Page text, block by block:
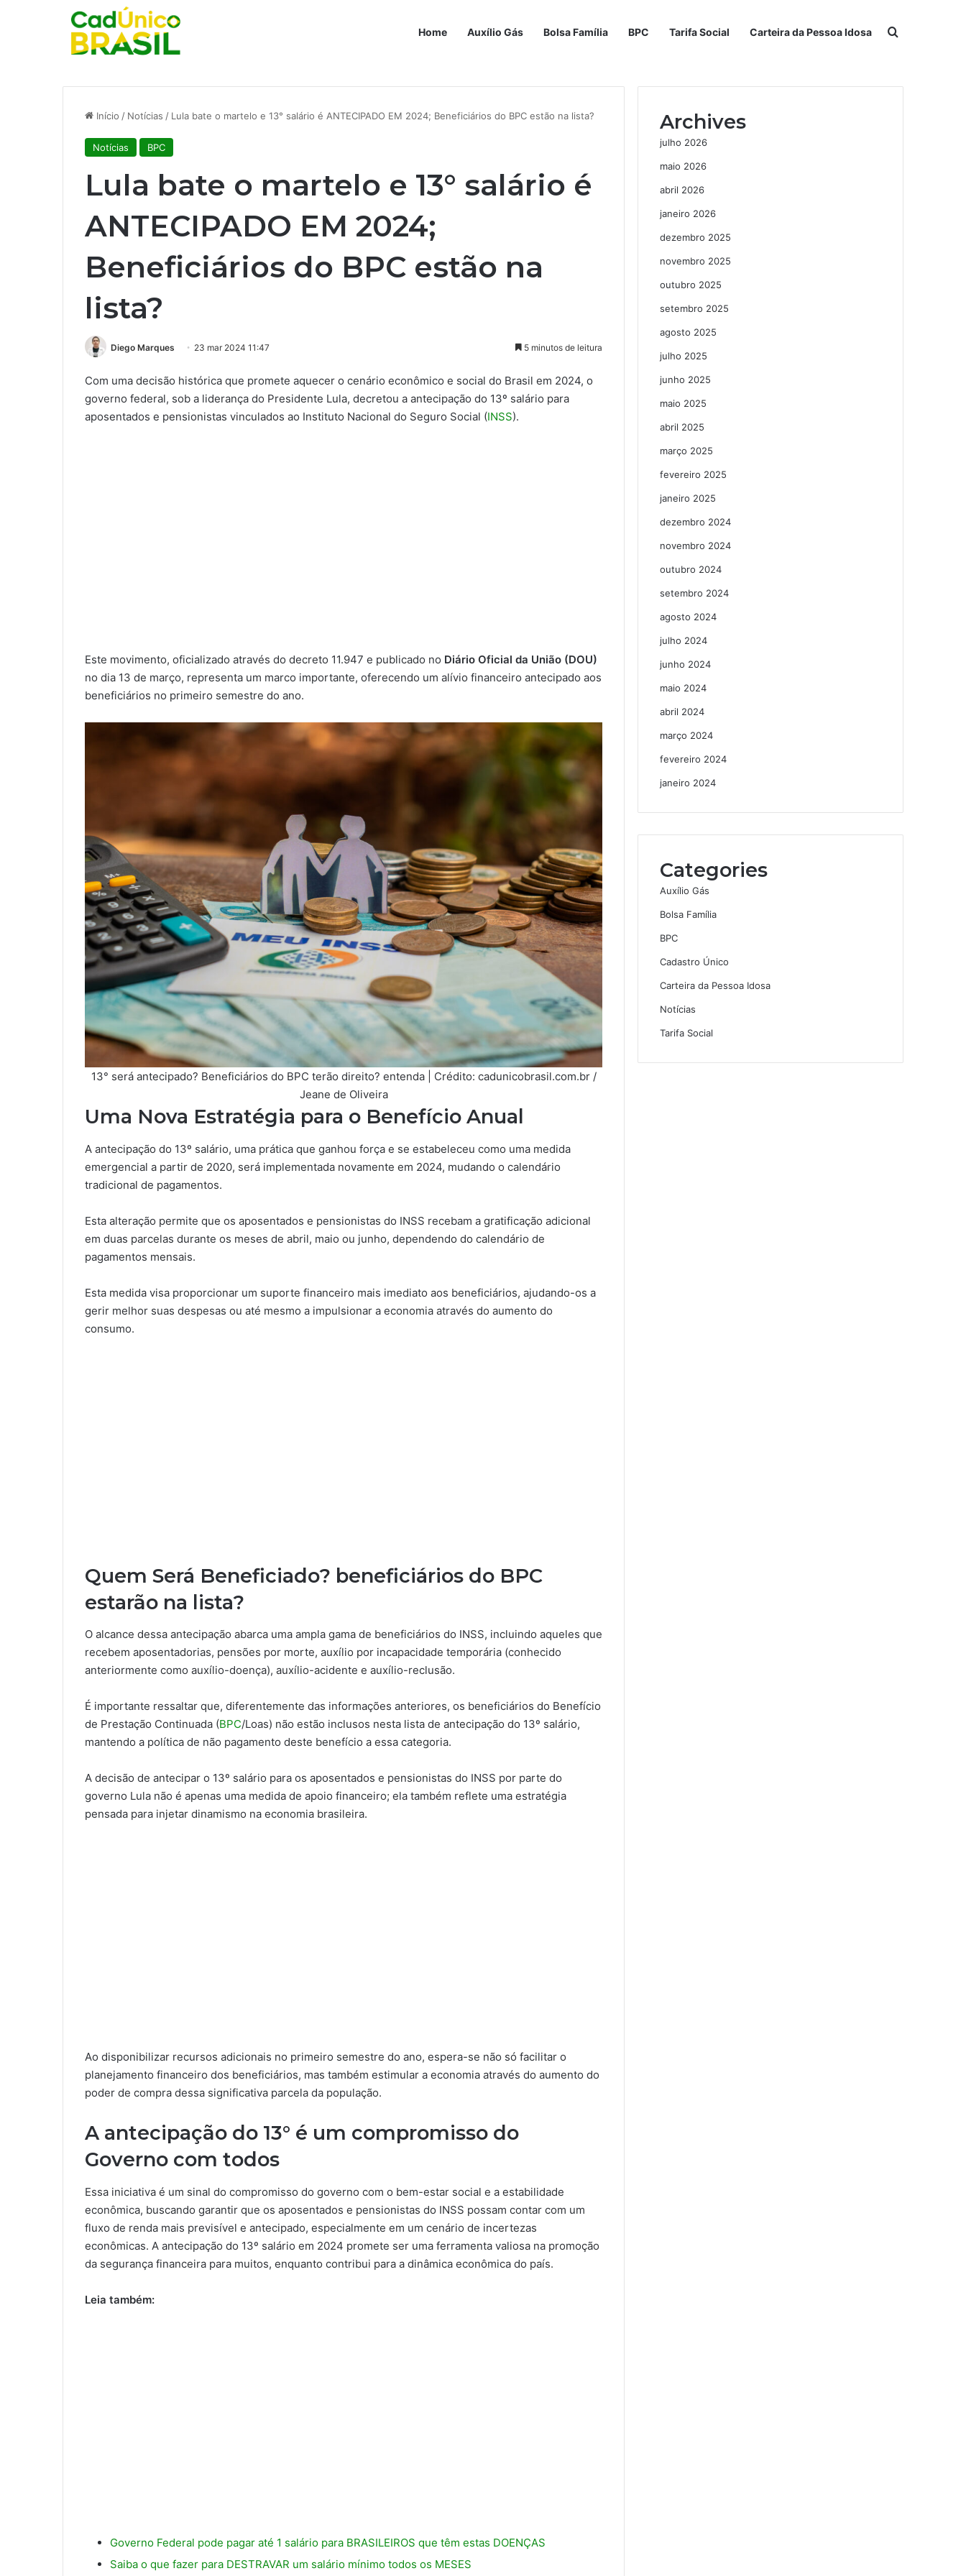
Home Auxílio Gás Bolsa Família BPC Tarifa Social Carteira da Pessoa Idosa Procurar por
Início / Notícias / Lula bate o martelo e 13° salário é ANTECIPADO EM 2024; Beneficiários do BPC estão na lista?
Notícias BPC
Lula bate o martelo e 13° salário é
ANTECIPADO EM 2024;
Beneficiários do BPC estão na
lista?
Diego Marques 23 mar 2024 11:47 5 minutos de leitura
Com uma decisão histórica que promete aquecer o cenário econômico e social do Brasil em 2024, o
governo federal, sob a liderança do Presidente Lula, decretou a antecipação do 13º salário para
aposentados e pensionistas vinculados ao Instituto Nacional do Seguro Social (INSS).
Este movimento, oficializado através do decreto 11.947 e publicado no Diário Oficial da União (DOU)
no dia 13 de março, representa um marco importante, oferecendo um alívio financeiro antecipado aos
beneficiários no primeiro semestre do ano.
13° será antecipado? Beneficiários do BPC terão direito? entenda | Crédito: cadunicobrasil.com.br /
Jeane de Oliveira
Uma Nova Estratégia para o Benefício Anual
A antecipação do 13º salário, uma prática que ganhou força e se estabeleceu como uma medida
emergencial a partir de 2020, será implementada novamente em 2024, mudando o calendário
tradicional de pagamentos.
Esta alteração permite que os aposentados e pensionistas do INSS recebam a gratificação adicional
em duas parcelas durante os meses de abril, maio ou junho, dependendo do calendário de
pagamentos mensais.
Esta medida visa proporcionar um suporte financeiro mais imediato aos beneficiários, ajudando-os a
gerir melhor suas despesas ou até mesmo a impulsionar a economia através do aumento do
consumo.
Quem Será Beneficiado? beneficiários do BPC
estarão na lista?
O alcance dessa antecipação abarca uma ampla gama de beneficiários do INSS, incluindo aqueles que
recebem aposentadorias, pensões por morte, auxílio por incapacidade temporária (conhecido
anteriormente como auxílio-doença), auxílio-acidente e auxílio-reclusão.
É importante ressaltar que, diferentemente das informações anteriores, os beneficiários do Benefício
de Prestação Continuada (BPC/Loas) não estão inclusos nesta lista de antecipação do 13º salário,
mantendo a política de não pagamento deste benefício a essa categoria.
A decisão de antecipar o 13º salário para os aposentados e pensionistas do INSS por parte do
governo Lula não é apenas uma medida de apoio financeiro; ela também reflete uma estratégia
pensada para injetar dinamismo na economia brasileira.
Ao disponibilizar recursos adicionais no primeiro semestre do ano, espera-se não só facilitar o
planejamento financeiro dos beneficiários, mas também estimular a economia através do aumento do
poder de compra dessa significativa parcela da população.
A antecipação do 13° é um compromisso do
Governo com todos
Essa iniciativa é um sinal do compromisso do governo com o bem-estar social e a estabilidade
econômica, buscando garantir que os aposentados e pensionistas do INSS possam contar com um
fluxo de renda mais previsível e antecipado, especialmente em um cenário de incertezas
econômicas. A antecipação do 13º salário em 2024 promete ser uma ferramenta valiosa na promoção
da segurança financeira para muitos, enquanto contribui para a dinâmica econômica do país.
Leia também:
Governo Federal pode pagar até 1 salário para BRASILEIROS que têm estas DOENÇAS
Saiba o que fazer para DESTRAVAR um salário mínimo todos os MESES
Archives
julho 2026
maio 2026
abril 2026
janeiro 2026
dezembro 2025
novembro 2025
outubro 2025
setembro 2025
agosto 2025
julho 2025
junho 2025
maio 2025
abril 2025
março 2025
fevereiro 2025
janeiro 2025
dezembro 2024
novembro 2024
outubro 2024
setembro 2024
agosto 2024
julho 2024
junho 2024
maio 2024
abril 2024
março 2024
fevereiro 2024
janeiro 2024
Categories
Auxílio Gás
Bolsa Família
BPC
Cadastro Único
Carteira da Pessoa Idosa
Notícias
Tarifa Social